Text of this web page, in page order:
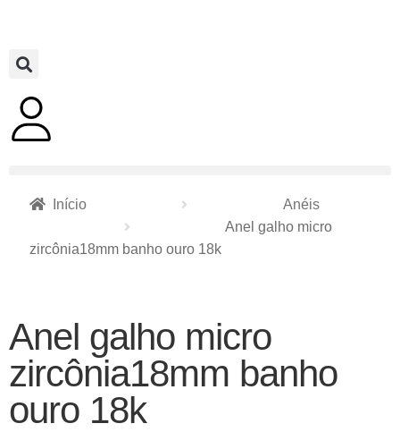
Início
Anéis
Anel galho micro
zircônia18mm banho ouro 18k
Anel galho micro
zircônia18mm banho
ouro 18k